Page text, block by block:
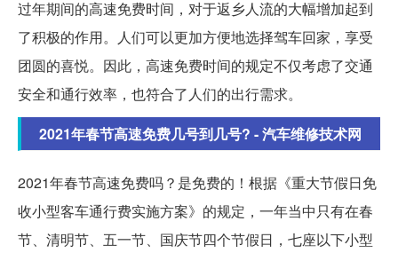
过年期间的高速免费时间，对于返乡人流的大幅增加起到
了积极的作用。人们可以更加方便地选择驾车回家，享受
团圆的喜悦。因此，高速免费时间的规定不仅考虑了交通
安全和通行效率，也符合了人们的出行需求。
2021年春节高速免费几号到几号? - 汽车维修技术网
2021年春节高速免费吗？是免费的！根据《重大节假日免
收小型客车通行费实施方案》的规定，一年当中只有在春
节、清明节、五一节、国庆节四个节假日，七座以下小型